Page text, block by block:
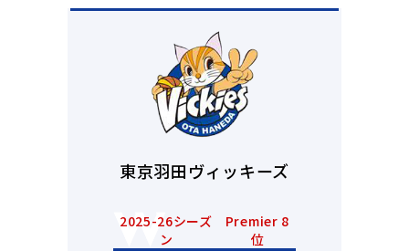
東京羽田ヴィッキーズ
2025-26シーズ
ン
Premier 8
位